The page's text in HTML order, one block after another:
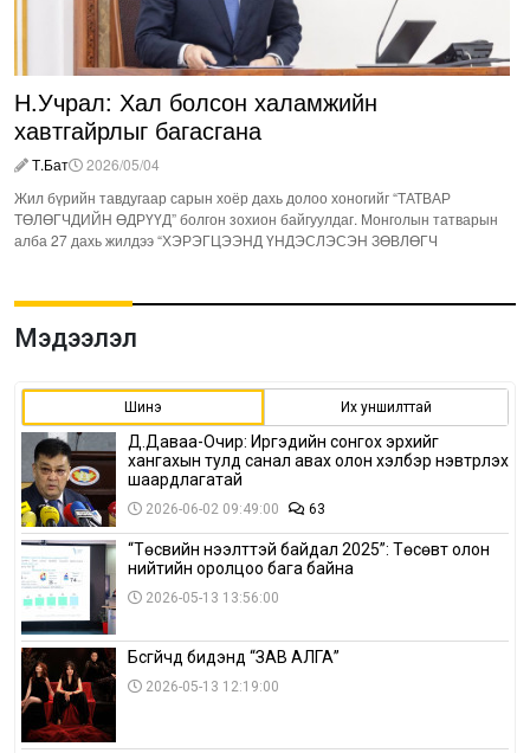
Н.Учрал: Хал болсон халамжийн
хавтгайрлыг багасгана
Т.Бат
2026/05/04
Жил бүрийн тавдугаар сарын хоёр дахь долоо хоногийг “ТАТВАР
ТӨЛӨГЧДИЙН ӨДРҮҮД” болгон зохион байгуулдаг. Монголын татварын
алба 27 дахь жилдээ “ХЭРЭГЦЭЭНД ҮНДЭСЛЭСЭН ЗӨВЛӨГЧ
Мэдээлэл
Шинэ Их уншилттай
Д.Даваа-Очир: Иргэдийн сонгох эрхийг
хангахын тулд санал авах олон хэлбэр нэвтрүүлэх
шаардлагатай
2026-06-02 09:49:00 63
“Төсвийн нээлттэй байдал 2025”: Төсөвт олон
нийтийн оролцоо бага байна
2026-05-13 13:56:00
Бүсгүйчүүд бидэнд “ЗАВ АЛГА”
2026-05-13 12:19:00